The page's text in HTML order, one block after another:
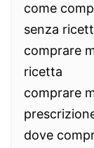
come
senza
comprare
ricetta
comprare
dove